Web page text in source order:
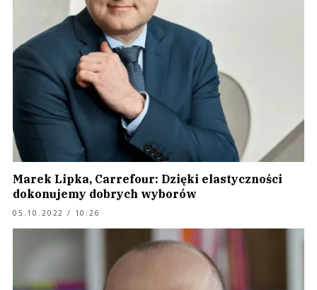
Marek Lipka, Carrefour: Dzięki elastyczności
dokonujemy dobrych wyborów
05.10.2022 / 10:26